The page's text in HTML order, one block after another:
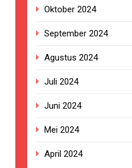
Oktober 2024
September 2024
Agustus 2024
Juli 2024
Juni 2024
Mei 2024
April 2024